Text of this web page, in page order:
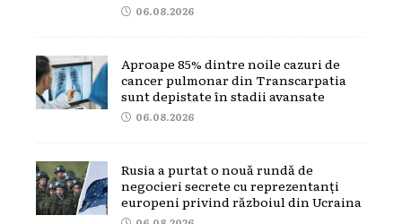
06.08.2026
Aproape 85% dintre noile cazuri de
cancer pulmonar din Transcarpatia
sunt depistate în stadii avansate
06.08.2026
Rusia a purtat o nouă rundă de
negocieri secrete cu reprezentanți
europeni privind războiul din Ucraina